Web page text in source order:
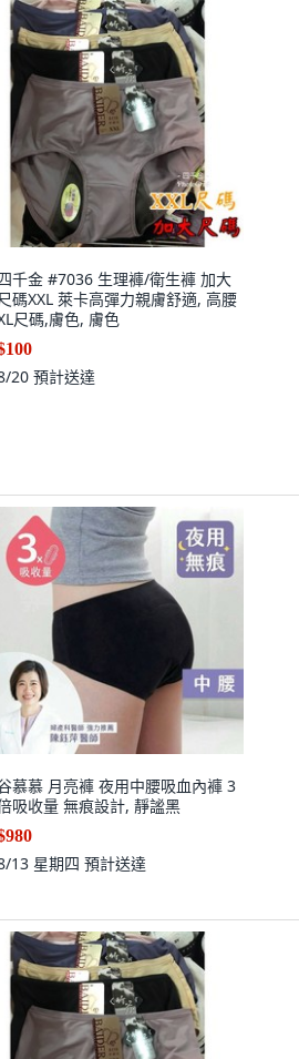
千金 #7036 生理褲/衛生褲 加大
碼XXL 萊卡高彈力親膚舒適, 高腰
尺碼,膚色, 膚色
20 預計送達
慕慕 月亮褲 夜用中腰吸血內褲 3
吸收量 無痕設計, 靜謐黑
13 星期四 預計送達